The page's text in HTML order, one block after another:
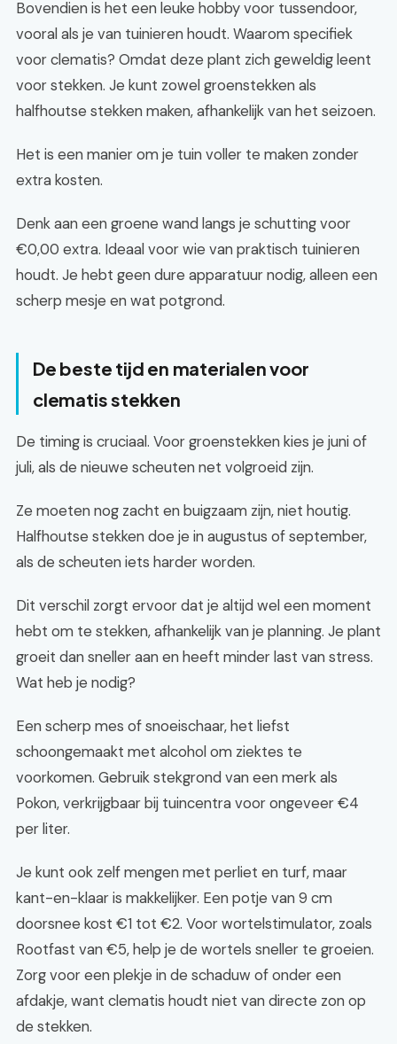
Bovendien is het een leuke hobby voor tussendoor,
vooral als je van tuinieren houdt. Waarom specifiek
voor clematis? Omdat deze plant zich geweldig leent
voor stekken. Je kunt zowel groenstekken als
halfhoutse stekken maken, afhankelijk van het seizoen.
Het is een manier om je tuin voller te maken zonder
extra kosten.
Denk aan een groene wand langs je schutting voor
€0,00 extra. Ideaal voor wie van praktisch tuinieren
houdt. Je hebt geen dure apparatuur nodig, alleen een
scherp mesje en wat potgrond.
De beste tijd en materialen voor
clematis stekken
De timing is cruciaal. Voor groenstekken kies je juni of
juli, als de nieuwe scheuten net volgroeid zijn.
Ze moeten nog zacht en buigzaam zijn, niet houtig.
Halfhoutse stekken doe je in augustus of september,
als de scheuten iets harder worden.
Dit verschil zorgt ervoor dat je altijd wel een moment
hebt om te stekken, afhankelijk van je planning. Je plant
groeit dan sneller aan en heeft minder last van stress.
Wat heb je nodig?
Een scherp mes of snoeischaar, het liefst
schoongemaakt met alcohol om ziektes te
voorkomen. Gebruik stekgrond van een merk als
Pokon, verkrijgbaar bij tuincentra voor ongeveer €4
per liter.
Je kunt ook zelf mengen met perliet en turf, maar
kant-en-klaar is makkelijker. Een potje van 9 cm
doorsnee kost €1 tot €2. Voor wortelstimulator, zoals
Rootfast van €5, help je de wortels sneller te groeien.
Zorg voor een plekje in de schaduw of onder een
afdakje, want clematis houdt niet van directe zon op
de stekken.